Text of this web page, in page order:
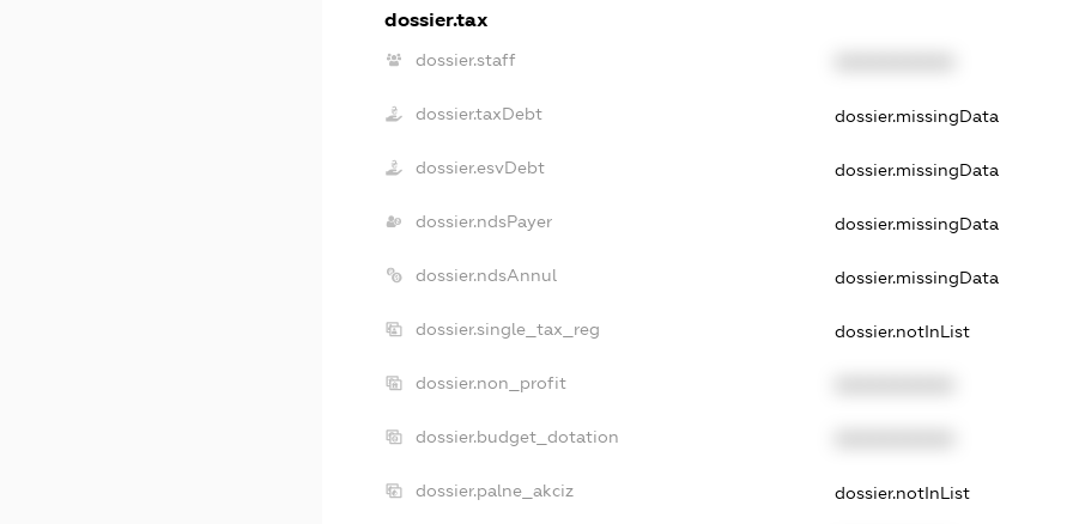
dossier.tax
dossier.staff
dossier.taxDebt dossier.missingData
dossier.esvDebt dossier.missingData
dossier.ndsPayer dossier.missingData
dossier.ndsAnnul dossier.missingData
dossier.single_tax_reg dossier.notInList
dossier.non_profit
dossier.budget_dotation
dossier.palne_akciz dossier.notInList